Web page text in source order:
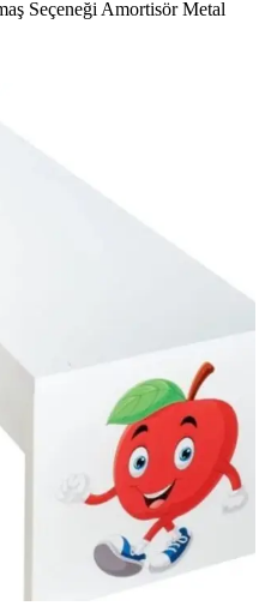
Seçeneği Amortisör Metal